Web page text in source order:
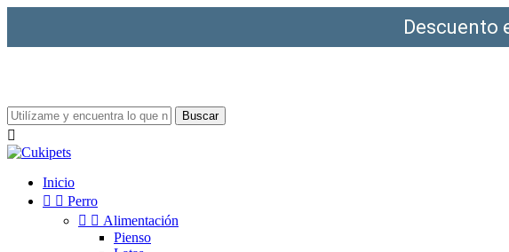
Descuento
Buscar

Inicio
  Perro
  Alimentación
Pienso